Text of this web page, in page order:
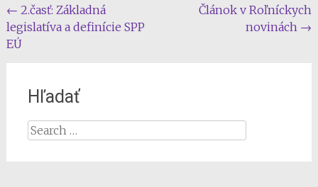
Post
navigation
← 2.časť: Základná
legislatíva a definície SPP
EÚ
Článok v Roľníckych
novinách →
Hľadať
Search
for: